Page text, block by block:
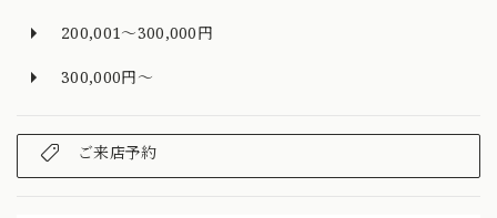
200,001～300,000円
300,000円～
ご来店予約